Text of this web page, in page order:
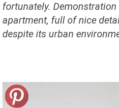
fortunately. Demonstration
apartment, full ofnice
despite its urban